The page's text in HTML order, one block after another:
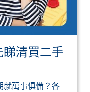
清買二手
就萬事俱備？各